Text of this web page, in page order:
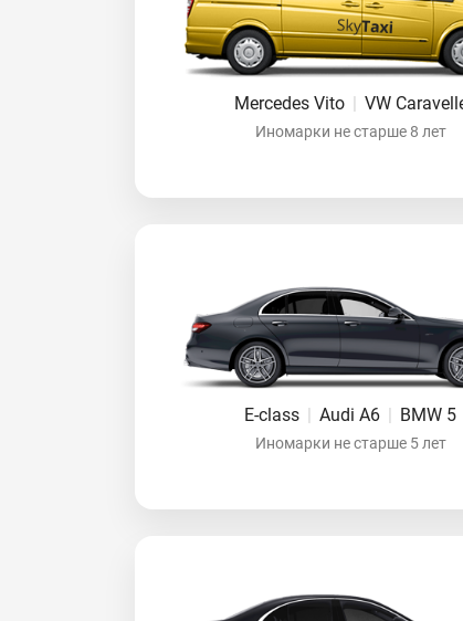
Mercedes Vito | VW
Иномарки не старше 8 лет
E-class | Audi A6 | BMW 5
Иномарки не старше 5 лет